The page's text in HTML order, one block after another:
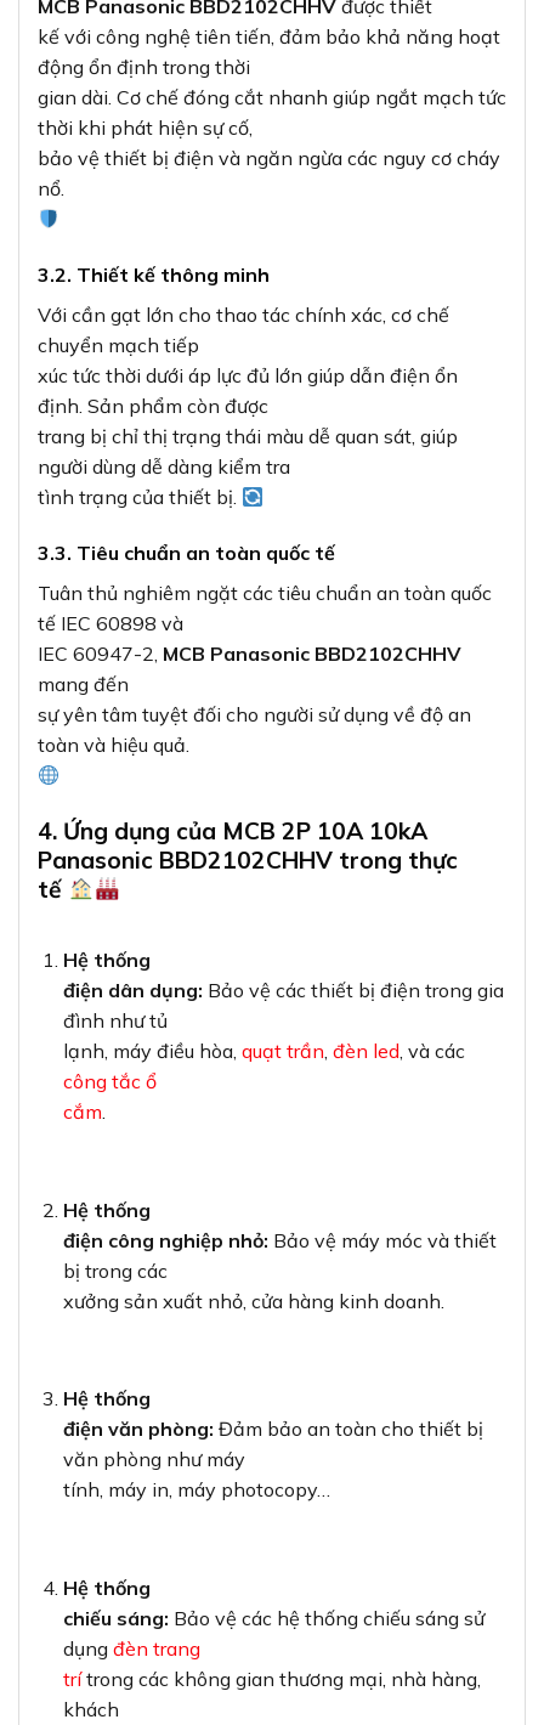
MCB Panasonic BBD2102CHHV được thiết
kế với công nghệ tiên tiến, đảm bảo khả năng hoạt
động ổn định trong thời
gian dài. Cơ chế đóng cắt nhanh giúp ngắt mạch tức
thời khi phát hiện sự cố,
bảo vệ thiết bị điện và ngăn ngừa các nguy cơ cháy
nổ.
3.2. Thiết kế thông minh
Với cần gạt lớn cho thao tác chính xác, cơ chế
chuyển mạch tiếp
xúc tức thời dưới áp lực đủ lớn giúp dẫn điện ổn
định. Sản phẩm còn được
trang bị chỉ thị trạng thái màu dễ quan sát, giúp
người dùng dễ dàng kiểm tra
tình trạng của thiết bị.
3.3. Tiêu chuẩn an toàn quốc tế
Tuân thủ nghiêm ngặt các tiêu chuẩn an toàn quốc
tế IEC 60898 và
IEC 60947-2, MCB Panasonic BBD2102CHHV
mang đến
sự yên tâm tuyệt đối cho người sử dụng về độ an
toàn và hiệu quả.
4. Ứng dụng của MCB 2P 10A 10kA
Panasonic BBD2102CHHV trong thực
tế
Hệ thống
điện dân dụng: Bảo vệ các thiết bị điện trong gia
đình như tủ
lạnh, máy điều hòa, quạt trần, đèn led, và các
công tắc ổ
cắm.
Hệ thống
điện công nghiệp nhỏ: Bảo vệ máy móc và thiết
bị trong các
xưởng sản xuất nhỏ, cửa hàng kinh doanh.
Hệ thống
điện văn phòng: Đảm bảo an toàn cho thiết bị
văn phòng như máy
tính, máy in, máy photocopy…
Hệ thống
chiếu sáng: Bảo vệ các hệ thống chiếu sáng sử
dụng đèn trang
trítrong các không gian thương mại, nhà hàng,
khách